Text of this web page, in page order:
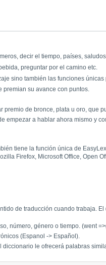
decir el tiempo, países,
preguntar por el camino etc.
sino también las funciones
premian su avance con puntos.
de bronce, plata u oro, que
empezar a hablar ahora mismo y
tiene la función única de
Firefox, Microsoft Office, Open
de traducción cuando trabaja.
número, género o tiempo. (went
(Espanol -> Español).
le ofrecerá palabras